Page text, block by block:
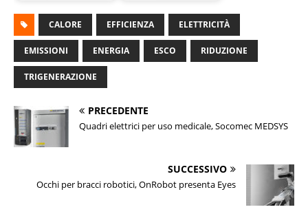
CALORE EFFICIENZA ELETTRICITÀ
EMISSIONI ENERGIA ESCO RIDUZIONE
TRIGENERAZIONE
PRECEDENTE
Quadri elettrici per uso medicale, Socomec MEDSYS
SUCCESSIVO
Occhi per bracci robotici, OnRobot presenta Eyes